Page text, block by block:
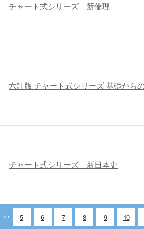
チャート式シリーズ 新倫理
六訂版 チャート式シリーズ 基礎から
チャート式シリーズ 新日本史
5 6 7 8 9 10